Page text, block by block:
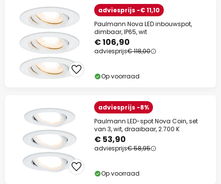
adviesprijs -€ 11,10
Paulmann Nova LED inbouwspot,
dimbaar, IP65, wit
€ 106,90
adviesprijs€ 118,00
Op voorraad
adviesprijs -8%
Paulmann LED-spot Nova Coin, set
van 3, wit, draaibaar, 2.700 K
€ 53,90
adviesprijs€ 58,95
Op voorraad